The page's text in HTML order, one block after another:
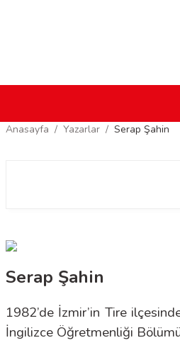
Anasayfa
Yazarlar Serap Şahin
Serap Şahin
1982’de İzmir’in Tire
İngilizce Öğretmenliği